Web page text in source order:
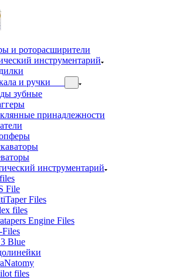
и роторасширители
инструментарий
и ручки
зубные
принадлежности
инструментарий
File
Files
files
Engine Files
Blue
files